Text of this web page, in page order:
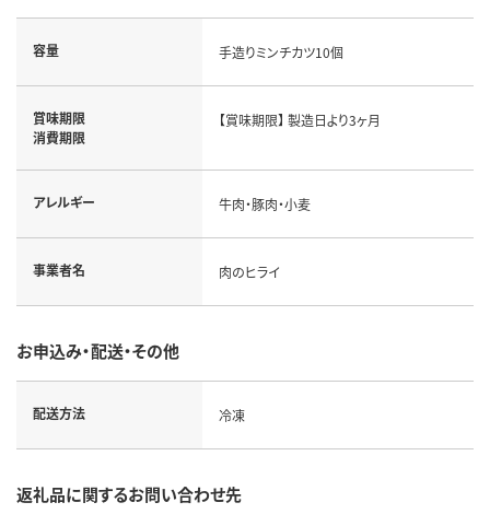
容量 手造りミンチカツ10個
賞味期限
消費期限
【賞味期限】 製造日より3ヶ月
アレルギー 牛肉・豚肉・小麦
事業者名 肉のヒライ
お申込み・配送・その他
配送方法 冷凍
返礼品に関するお問い合わせ先